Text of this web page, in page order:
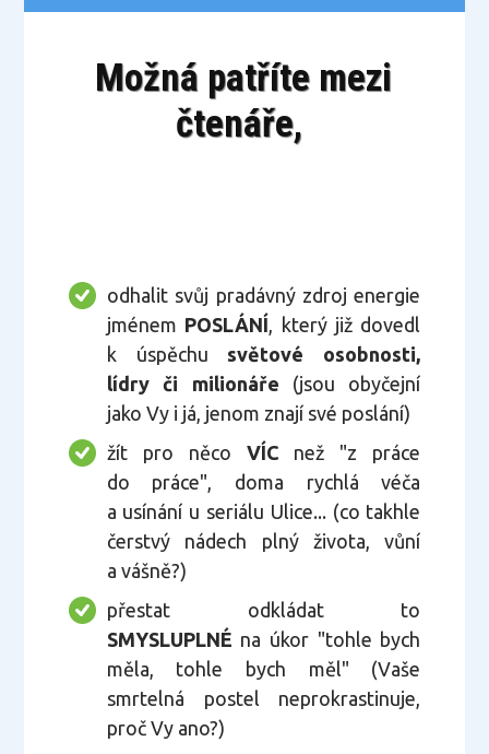
Možná patříte mezi
čtenáře,
odhalit svůj pradávný zdroj energie
jménem POSLÁNÍ, který již dovedl
k úspěchu světové osobnosti,
lídry či milionáře (jsou obyčejní
jako Vy i já, jenom znají své poslání)
žít pro něco VÍC než "z práce
do práce", doma rychlá véča
a usínání u seriálu Ulice... (co takhle
čerstvý nádech plný života, vůní
a vášně?)
přestat odkládat to
SMYSLUPLNÉ na úkor "tohle bych
měla, tohle bych měl" (Vaše
smrtelná postel neprokrastinuje,
proč Vy ano?)